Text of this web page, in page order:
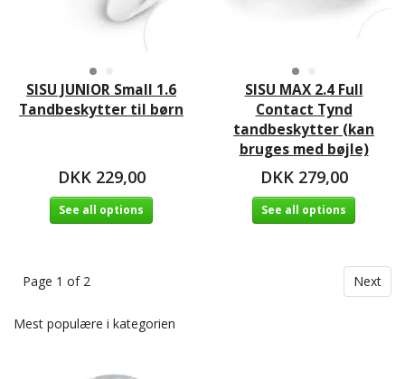
SISU JUNIOR Small 1.6
Tandbeskytter til børn
DKK 229,00
See all options
SISU MAX 2.4 Full
Contact Tynd
tandbeskytter (kan
bruges med bøjle)
DKK 279,00
See all options
Page 1 of 2 Next
Mest populære i kategorien